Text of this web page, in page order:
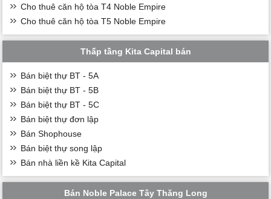
Cho thuê căn hộ tòa T4 Noble Empire
Cho thuê căn hộ tòa T5 Noble Empire
Thấp tầng Kita Capital bán
Bán biệt thự BT - 5A
Bán biệt thự BT - 5B
Bán biệt thự BT - 5C
Bán biệt thự đơn lập
Bán Shophouse
Bán biệt thự song lập
Bán nhà liền kề Kita Capital
Bán Noble Palace Tây Thăng Long